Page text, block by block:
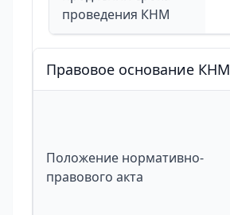
проведения КНМ
Правовое основание КНМ
Положение нормативно-
правового акта